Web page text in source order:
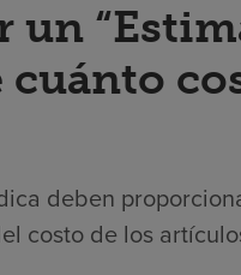
cuánto
deben
costo de los